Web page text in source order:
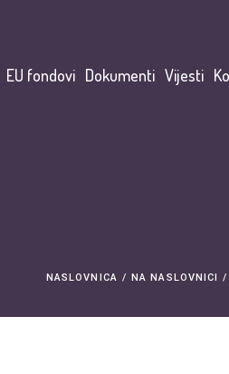
EU fondovi Dokumenti Vijesti
NASLOVNICA / NA NASLOVNICI /